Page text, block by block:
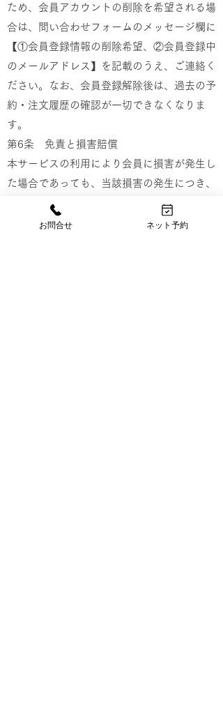
ため、会員アカウントの削除を希望される場
合は、問い合わせフォームのメッセージ欄に
【①会員登録情報の削除希望、②会員登録中
のメールアドレス】を記載のうえ、ご連絡く
ださい。なお、会員登録解除後は、過去の予
約・注文履歴の確認が一切できなくなりま
す。
第6条 免責と損害賠償
本サービスの利用により会員に損害が発生し
た場合であっても、当該損害の発生につき、
当社に故意または重大な過失がない限り、当
院は、一切責任を負わないものとします。
お問合せ ネット予約